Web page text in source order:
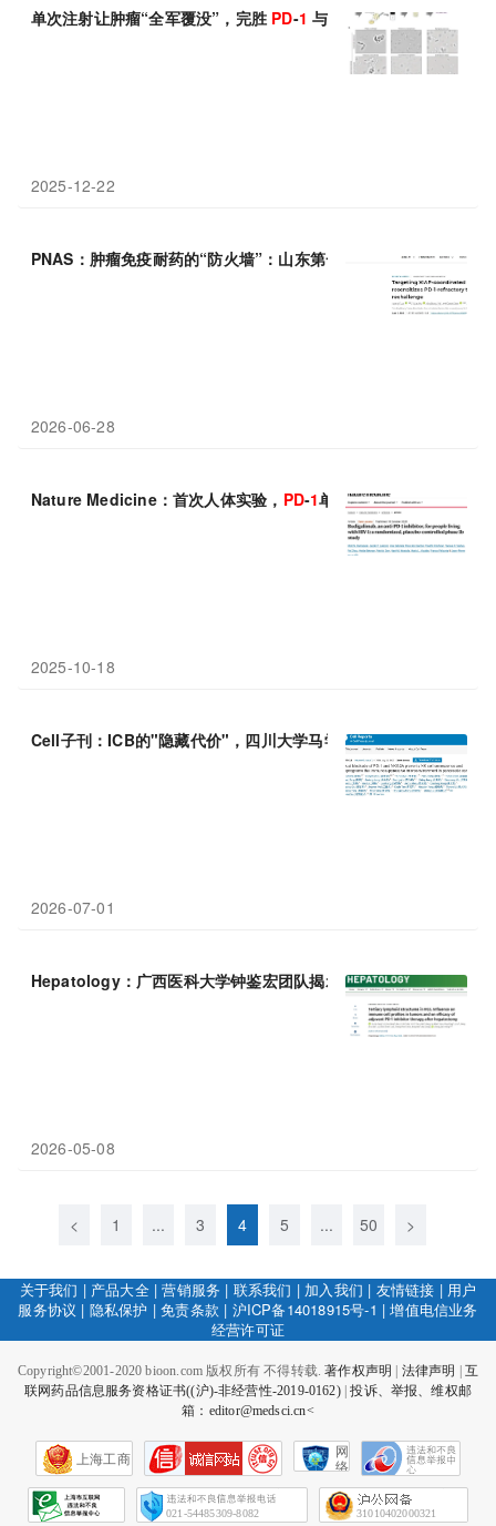
单次注射让肿瘤“全军覆没”，完胜 PD-1 与化疗
2025-12-22
PNAS：肿瘤免疫耐药的“防火墙”：山东第一医科大学陈大卫等揭
2026-06-28
Nature Medicine：首次人体实验， PD-1单抗治疗艾滋病
2025-10-18
Cell子刊：ICB的"隐藏代价"，四川大学马学磊/刘吉峰发现PD-1
2026-07-01
Hepatology：广西医科大学钟鉴宏团队揭示三级淋巴结构通过塑
2026-05-08
< 1 ... 3 4 5 ... 50 >
关于我们 | 产品大全|营销服务 | 联系我们 | 加入我们 | 友情链接 | 用户
服务协议 | 隐私保护 |免责条款 | 沪ICP备14018915号-1 |增值电信业务
经营许可证
Copyright©2001-2020 bioon.com 版权所有 不得转载.著作权声明 法律声明
互
联网药品信息服务资格证书((沪)-非经营性-2019-0162)|投诉、举报、维权邮
箱：editor@medsci.cn<
上海工商
网
络
会
征
021-54485309-8082 31010402000321